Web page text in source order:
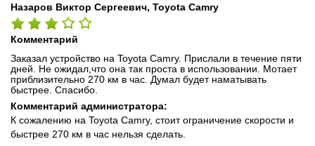
Назаров Виктор Сергеевич, Toyota Camry
Комментарий
Заказал устройство на Toyota Camry. Прислали в течение пяти
дней. Не ожидал,что она так проста в использовании. Мотает
приблизительно 270 км в час. Думал будет наматывать
быстрее. Спасибо.
Комментарий администратора:
К сожалению на Toyota Camry, стоит ограничение скорости и
быстрее 270 км в час нельзя сделать.